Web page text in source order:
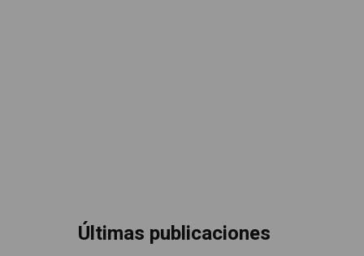
Últimas publicaciones